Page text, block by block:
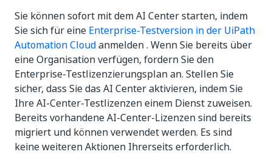
Sie können sofort mit dem AI Center starten, indem
Sie sich für eine Enterprise-Testversion in der UiPath
Automation Cloudanmelden . Wenn Sie bereits über
eine Organisation verfügen, fordern Sie den
Enterprise-Testlizenzierungsplan an. Stellen Sie
sicher, dass Sie das AI Center aktivieren, indem Sie
Ihre AI-Center-Testlizenzen einem Dienst zuweisen.
Bereits vorhandene AI-Center-Lizenzen sind bereits
migriert und können verwendet werden. Es sind
keine weiteren Aktionen Ihrerseits erforderlich.